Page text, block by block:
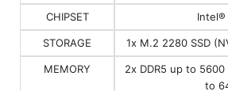
CHIPSET Intel®
STORAGE 1x M.2 2280 SSD
MEMORY
2x DDR5 up to
to